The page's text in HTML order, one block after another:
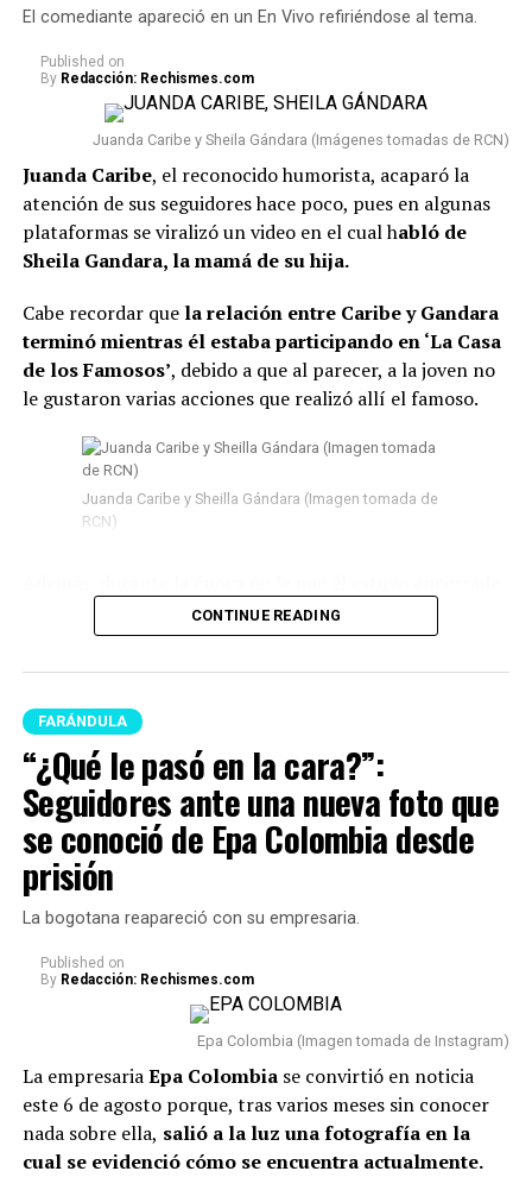
El comediante apareció en un En Vivo refiriéndose al tema.
Published on
By Redacción: Rechismes.com
Juanda Caribe y Sheila Gándara (Imágenes tomadas de RCN)
Juanda Caribe, el reconocido humorista, acaparó la
atención de sus seguidores hace poco, pues en algunas
plataformas se viralizó un video en el cual habló de
Sheila Gandara, la mamá de su hija.
Cabe recordar que la relación entre Caribe y Gandara
terminó mientras él estaba participando en ‘La Casa
de los Famosos’, debido a que al parecer, a la joven no
le gustaron varias acciones que realizó allí el famoso.
Juanda Caribe y Sheilla Gándara (Imagen tomada de
RCN)
varios rumores de infidelidad
poco, en las últimas semanas del programa Juanda
empezó a tener acercamientos intensos con Mariana
Lee también: “¿Qué le pasó en la cara?”:
Seguidores ante una nueva foto que se conoció de
Epa Colombia desde prisión
En este caso, el comediante fue tema de conversación
recientemente porque, tras varios meses de volver a su
vida real, re veló cómo se encuentra actualmente su
“Van dos meses. Hoy, después
de dos meses, estoy
totalmente tranquilo, estoy
bien. Incluso, para que dejen el
tema ahí también, con la
CONTINUE READING
FARÁNDULA
“¿Qué le pasó en la cara?”:
Seguidores ante una nueva foto que
se conoció de Epa Colombia desde
prisión
La bogotana reapareció con su empresaria.
Published on
By Redacción: Rechismes.com
Epa Colombia (Imagen tomada de Instagram)
La empresariaEpa Colombiase convirtió en noticia
este 6 de agosto porque, tras varios meses sin conocer
nada sobre ella, salió a la luz una fotografía en la
cual se evidenció cómo se encuentra actualmente.